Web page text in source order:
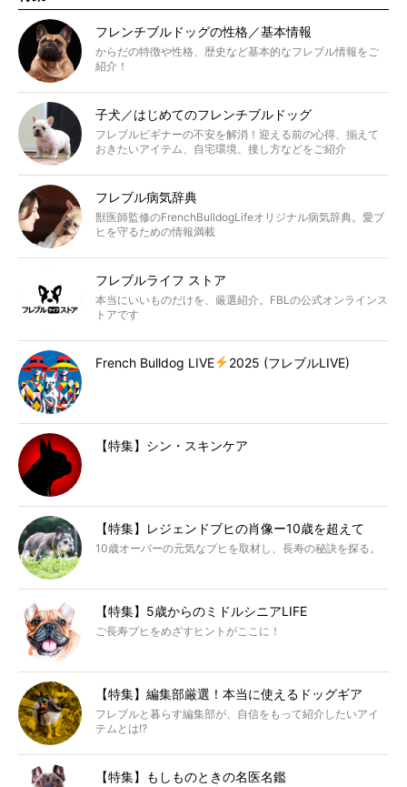
フレンチブルドッグの性格／基本情報
からだの特徴や性格、歴史など基本的なフレブル情報をご
紹介！
子犬／はじめてのフレンチブルドッグ
フレブルビギナーの不安を解消！迎える前の心得、揃えて
おきたいアイテム、自宅環境、接し方などをご紹介
フレブル病気辞典
獣医師監修のFrenchBulldogLifeオリジナル病気辞典。愛ブ
ヒを守るための情報満載
フレブルライフ ストア
本当にいいものだけを、厳選紹介。FBLの公式オンラインス
トアです
French Bulldog LIVE 2025 (フレブルLIVE)
【特集】シン・スキンケア
【特集】レジェンドブヒの肖像ー10歳を超えて
10歳オーバーの元気なブヒを取材し、長寿の秘訣を探る。
【特集】5歳からのミドルシニアLIFE
ご長寿ブヒをめざすヒントがここに！
【特集】編集部厳選！本当に使えるドッグギア
フレブルと暮らす編集部が、自信をもって紹介したいアイ
テムとは!?
【特集】もしものときの名医名鑑